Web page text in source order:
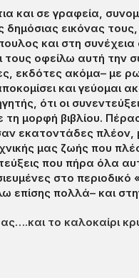
και σε γραφεία,
εικόνας
και στη
οφείλω αυτή την
εκδότες ακόμα– με
και
ότι οι
μορφή βιβλίου.
εκατοντάδες
μας ζωής που
που πήρα όλα
στο
πολλά– και
το καλοκαίρι